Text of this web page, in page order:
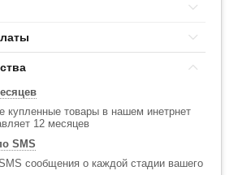
купленные товары в нашем инетрнет
12 месяцев
SMS
сообщения о каждой стадии вашего